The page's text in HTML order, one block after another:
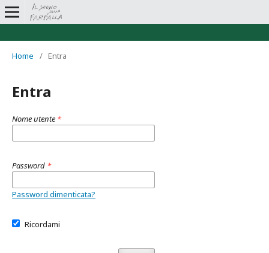
Home / Entra
Entra
Nome utente *
Password *
Password dimenticata?
Ricordami